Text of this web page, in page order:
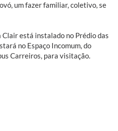
um fazer familiar, coletivo, se
está instalado no Prédio das
no Espaço Incomum, do
Carreiros, para visitação.